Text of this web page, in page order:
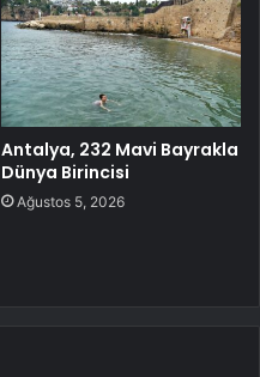
Antalya, 232 Mavi Bayrakla
Dünya Birincisi
Ağustos 5, 2026